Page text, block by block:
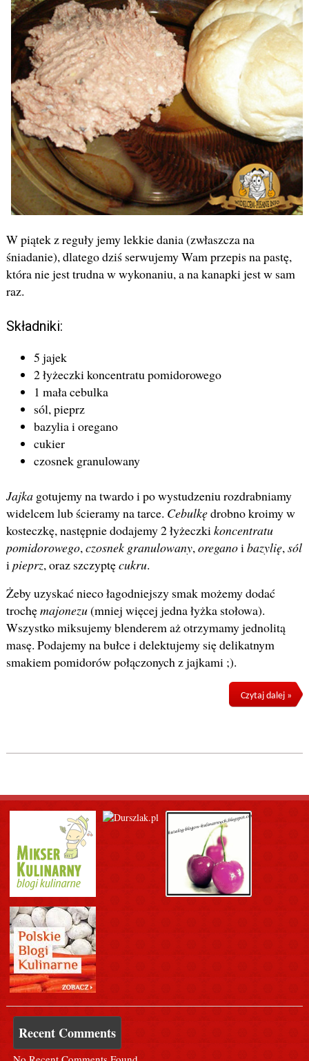
W piątek z reguły jemy lekkie dania (zwłaszcza na
śniadanie), dlatego dziś serwujemy Wam przepis na pastę,
która nie jest trudna w wykonaniu, a na kanapki jest w sam
raz.
Składniki:
5 jajek
2 łyżeczki koncentratu pomidorowego
1 mała cebulka
sól, pieprz
bazylia i oregano
cukier
czosnek granulowany
Jajkagotujemy na twardo i po wystudzeniu rozdrabniamy
widelcem lub ścieramy na tarce. Cebulkędrobno kroimy w
kosteczkę, następnie dodajemy 2 łyżeczkikoncentratu
pomidorowego,czosnek granulowany,oreganoibazylię,sól
ipieprz, oraz szczyptęcukru.
Żeby uzyskać nieco łagodniejszy smak możemy dodać
trochęmajonezu(mniej więcej jedna łyżka stołowa).
Wszystko miksujemy blenderem aż otrzymamy jednolitą
masę. Podajemy na bułce i delektujemy się delikatnym
smakiem pomidorów połączonych z jajkami ;).
Czytaj dalej »
Recent Comments